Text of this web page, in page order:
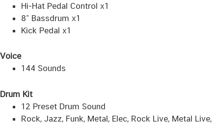
Hi-Hat Pedal Control x1
8” Bassdrum x1
Kick Pedal x1
Voice
144 Sounds
Drum Kit
12 Preset Drum Sound
Rock, Jazz, Funk, Metal, Elec, Rock Live, Metal Live,